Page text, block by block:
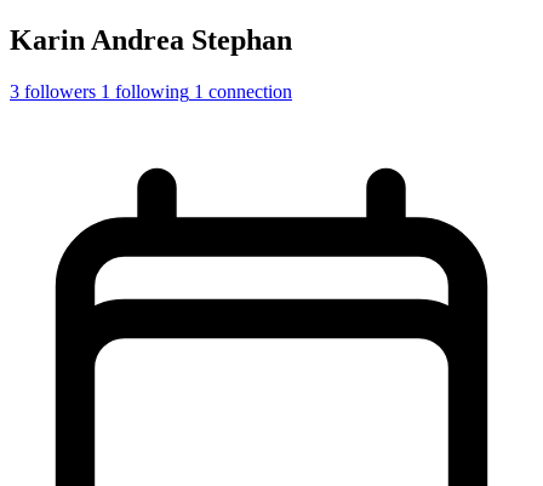
Karin Andrea Stephan
3 followers 1 following 1 connection